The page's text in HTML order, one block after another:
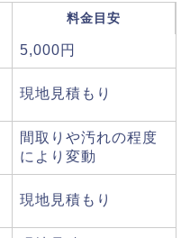
料金目安
5,000円
現地見積もり
間取りや汚れの程度
により変動
現地見積もり